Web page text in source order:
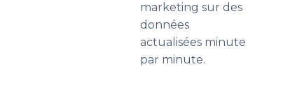
marketing sur des
données
actualisées minute
par minute.